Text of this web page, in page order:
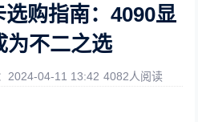
购指南：4090显
为不二之选
2024-04-11 13:42 4082人阅读